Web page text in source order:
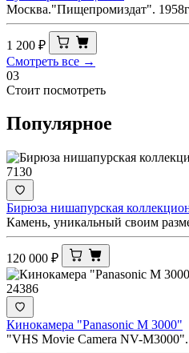
Москва."Пищепромиздат".
1 200 ₽
Смотреть все →
03
Стоит посмотреть
Популярное
7130
Бирюза нишапурская
Камень, уникальный своим
120 000 ₽
24386
Кинокамера "Panasonic M 3000"
"VHS Movie Camera NV-